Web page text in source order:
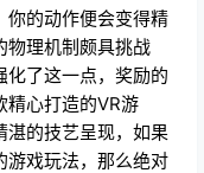
你的动作便会变得精
物理机制颇具挑战
化了这一点，奖励的
精心打造的VR游
湛的技艺呈现，如果
游戏玩法，那么绝对